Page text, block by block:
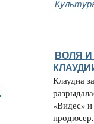
ВОЛЯ
Клаудиа
«Видес»